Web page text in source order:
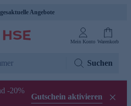
Angebote
Mein Konto Warenkorb
Suchen
-20%
Gutschein aktivieren